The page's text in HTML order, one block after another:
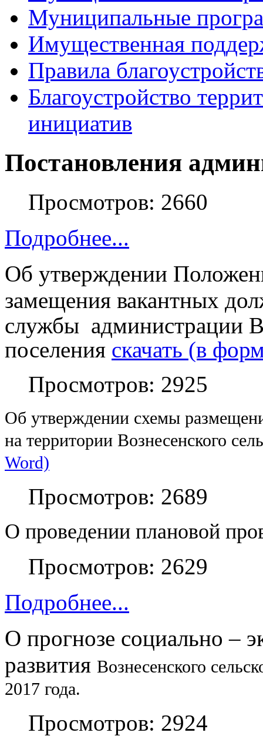
Муниципальные
Имущественная
Правила
Благоустройство
инициатив
Постановления
Просмотров: 2660
Подробнее...
Об утверждении
замещения вакантных
службы администрации
поселения скачать (в
Просмотров: 2925
Об утверждении схемы
на территории Вознесенского
Word)
Просмотров: 2689
О проведении плановой
Просмотров: 2629
Подробнее...
О прогнозе социально –
развития Вознесенского
2017 года.
Просмотров: 2924